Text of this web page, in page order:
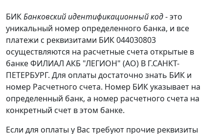
БИКБанковский идентификационный код- это
уникальный номер определенного банка, и все
платежи с реквизитами БИК 044030803
осуществляются на расчетные счета открытые в
банке ФИЛИАЛ АКБ "ЛЕГИОН" (АО) В Г.САНКТ-
ПЕТЕРБУРГ. Для оплаты достаточно знать БИК и
номер Расчетного счета. Номер БИК указывает на
определенный банк, а номер расчетного счета на
конкретный счет в этом банке.
Если для оплаты у Вас требуют прочие реквизиты